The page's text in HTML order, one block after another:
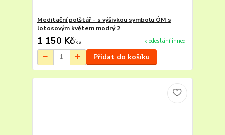
Meditační polštář - s výšivkou symbolu ÓM s
lotosovým květem modrý 2
1 150 Kč/ks k odeslání ihned
Přidat do košíku